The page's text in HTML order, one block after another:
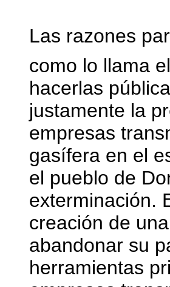
Las razones
como lo llama
hacerlas
justamente la
empresas
gasífera en el
el pueblo de
exterminación.
creación de
abandonar su
herramientas